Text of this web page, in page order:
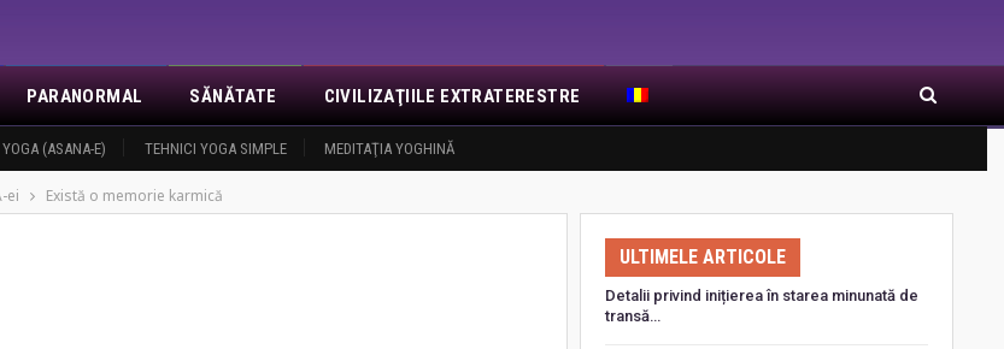
REVELAŢII MISA CONTACT LOGIN ORA DE RĂSĂRIT
(ASANA-E) TEHNICI YOGA SIMPLE MEDITAŢIA YOGHINĂ
PARANORMAL SĂNĂTATE CIVILIZAŢIILE EXTRATERESTRE
ei Există o memorie karmică
ULTIMELE ARTICOLE
Detalii privind inițierea în starea minunată de
transă…